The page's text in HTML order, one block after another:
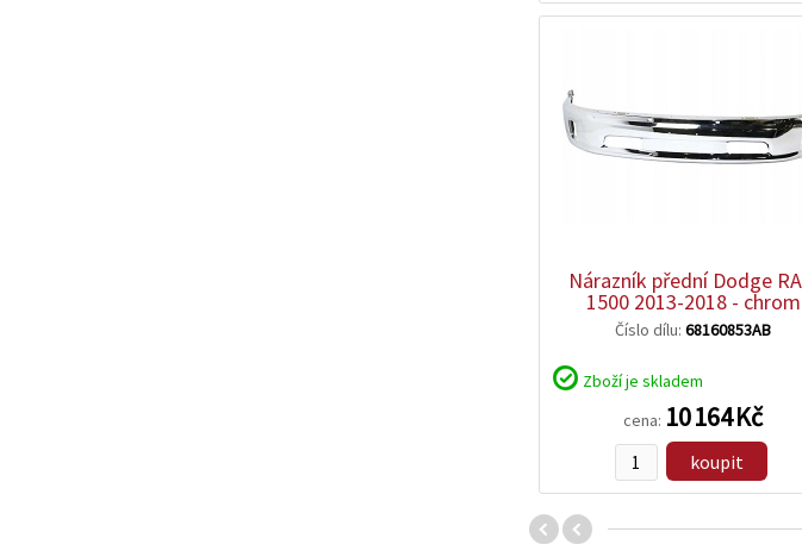
Nárazník přední Dodge
1500 2013-2018 - chrom
cena: 10 164 Kč
Číslo dílu:68160853AB
koupit
Zboží je skladem